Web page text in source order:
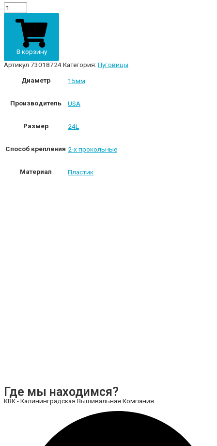
Пуговица
детская
проколами
пластик
73018724
с
рисунком
В корзину
Артикул 73018724Категория: Пуговицы
Диаметр
15мм
Производитель USA
Размер 24L
Способ крепления 2-х прокольные
Материал Пластик
Где мы находимся?
КВК - Калининградская Вышивальная Компания